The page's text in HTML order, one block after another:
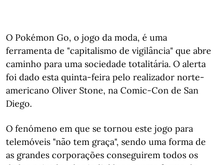
O Pokémon Go, o jogo da moda, é uma
ferramenta de "capitalismo de vigilância" que abre
caminho para uma sociedade totalitária. O alerta
foi dado esta quinta-feira pelo realizador norte-
americano Oliver Stone, na Comic-Con de San
Diego.
O fenómeno em que se tornou este jogo para
telemóveis "não tem graça", sendo uma forma de
as grandes corporações conseguirem todos os